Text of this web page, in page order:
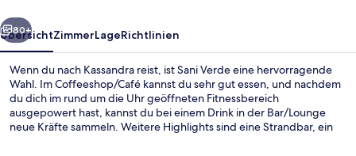
Weiter
80+
ÜbersichtZimmerLageRichtlinien
Wenn du nach Kassandra reist, ist Sani Verde eine hervorragende
Wahl. Im Coffeeshop/Café kannst du sehr gut essen, und nachdem
du dich im rund um die Uhr geöffneten Fitnessbereich
ausgepowert hast, kannst du bei einem Drink in der Bar/Lounge
neue Kräfte sammeln. Weitere Highlights sind eine Strandbar, ein